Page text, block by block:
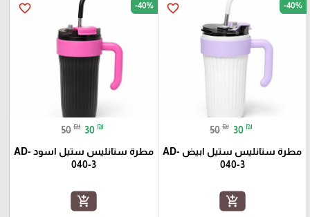
favorite_border -40%
50 ₪ 30 ₪
مطرة ستانليس ستيل ابيض AD-
040-3
add_shopping_cart
favorite_border -40%
50 ₪ 30 ₪
مطرة ستانليس ستيل اسود AD-
040-3
add_shopping_cart